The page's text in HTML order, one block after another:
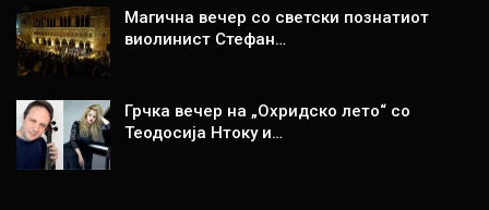
Магична вечер со светски познатиот
виолинист Стефан…
Грчка вечер на „Охридско лето“ со
Теодосија Нтоку и…